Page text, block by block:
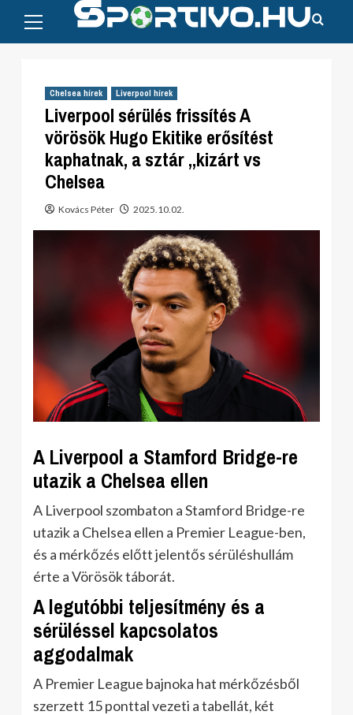
content
Menu
Chelsea hírek Liverpool hírek
Liverpool sérülés frissítés A
vörösök Hugo Ekitike erősítést
kaphatnak, a sztár „kizárt vs
Chelsea
Kovács Péter 2025.10.02.
A Liverpool a Stamford Bridge-re
utazik a Chelsea ellen
A Liverpool szombaton a Stamford Bridge-re
utazik a Chelsea ellen a Premier League-ben,
és a mérkőzés előtt jelentős sérüléshullám
érte a Vörösök táborát.
A legutóbbi teljesítmény és a
sérüléssel kapcsolatos
aggodalmak
A Premier League bajnoka hat mérkőzésből
szerzett 15 ponttal vezeti a tabellát, két